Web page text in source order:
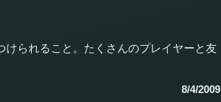
られること。たくさんのプレイヤーと友
8/4/2009